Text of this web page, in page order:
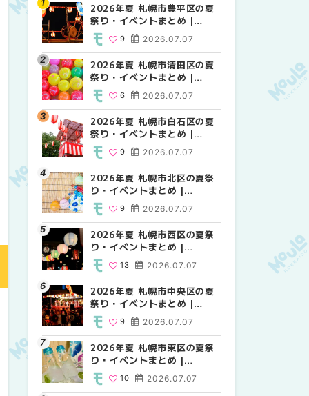
2026年夏 札幌市豊平区の夏
祭り・イベントまとめ |
MouLa HOKKAIDO
2026.07.07
9
2026年夏 札幌市清田区の夏
祭り・イベントまとめ |
MouLa HOKKAIDO
2026.07.07
6
2026年夏 札幌市白石区の夏
祭り・イベントまとめ |
MouLa HOKKAIDO
2026.07.07
9
2026年夏 札幌市北区の夏祭
り・イベントまとめ |
MouLa HOKKAIDO
2026.07.07
9
2026年夏 札幌市西区の夏祭
り・イベントまとめ |
MouLa HOKKAIDO
2026.07.07
13
2026年夏 札幌市中央区の夏
祭り・イベントまとめ |
MouLa HOKKAIDO
2026.07.07
9
2026年夏 札幌市東区の夏祭
り・イベントまとめ |
MouLa HOKKAIDO
2026.07.07
10
【2026年最新】札幌のおすす
めビアガーデン｜オープン日
穴場テラスまで | MouLa
HOKKAIDO
24
2026年夏 札幌市白石区の夏
祭り・イベントまとめ |
9
2026年夏 札幌市西区の夏祭
り・イベントまとめ |
13
2026年夏 札幌市豊平区の夏
祭り・イベントまとめ |
9
2026年夏 札幌市北区の夏祭
り・イベントまとめ |
9
2026年夏 札幌市清田区の夏
祭り・イベントまとめ |
6
2026年夏 札幌市手稲区の夏
祭り・イベントまとめ |
10
【2026年最新】札幌のおすす
めビアガーデン｜オープン日
穴場テラスまで | MouLa
HOKKAIDO
24
2026年夏 札幌市北区の夏祭
り・イベントまとめ |
9
2026年夏 札幌市白石区の夏
祭り・イベントまとめ |
9
2026年夏 札幌市西区の夏祭
り・イベントまとめ |
13
2026年夏 札幌市清田区の夏
祭り・イベントまとめ |
6
2026年夏 札幌市手稲区の夏
祭り・イベントまとめ |
10
2026年夏 札幌市豊平区の夏
祭り・イベントまとめ |
9